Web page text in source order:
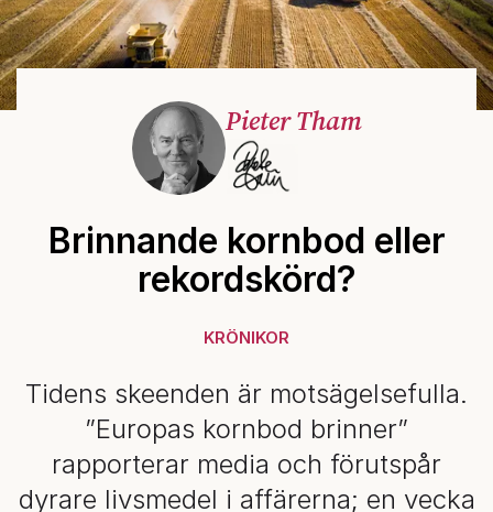
Pieter Tham
Brinnande kornbod eller
rekordskörd?
KRÖNIKOR
Tidens skeenden är motsägelsefulla.
”Europas kornbod brinner”
rapporterar media och förutspår
dyrare livsmedel i affärerna; en vecka